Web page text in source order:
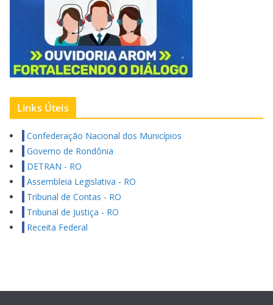
Links Úteis
Confederação Nacional dos Municípios
Governo de Rondônia
DETRAN - RO
Assembleia Legislativa - RO
Tribunal de Contas - RO
Tribunal de Justiça - RO
Receita Federal